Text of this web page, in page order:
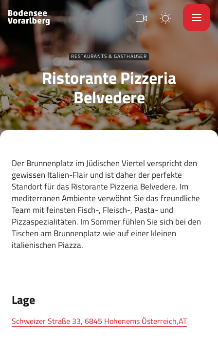
RESTAURANTS & GASTHÄUSER
Ristorante Pizzeria
Belvedere
Der Brunnenplatz im Jüdischen Viertel verspricht den
gewissen Italien-Flair und ist daher der perfekte
Standort für das Ristorante Pizzeria Belvedere. Im
mediterranen Ambiente verwöhnt Sie das freundliche
Team mit feinsten Fisch-, Fleisch-, Pasta- und
Pizzaspezialitäten. Im Sommer fühlen Sie sich bei den
Tischen am Brunnenplatz wie auf einer kleinen
italienischen Piazza.
Lage
Schweizer Straße 33, 6845 Hohenems Österreich,AT